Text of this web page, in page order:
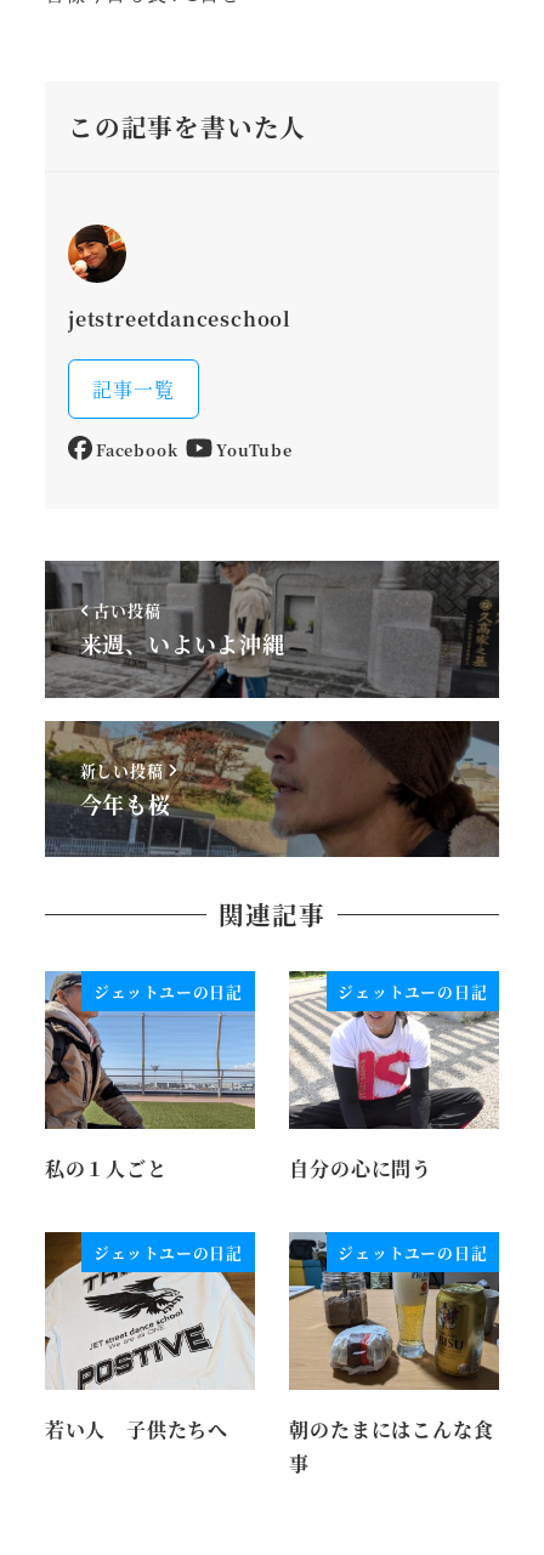
この記事を書いた人
jetstreetdanceschool
記事一覧
Facebook YouTube
古い投稿
来週、いよいよ沖縄
新しい投稿
今年も桜
関連記事
ジェットユーの日記
私の１人ごと
ジェットユーの日記
自分の心に問う
ジェットユーの日記
若い人 子供たちへ
ジェットユーの日記
朝のたまにはこんな食
事